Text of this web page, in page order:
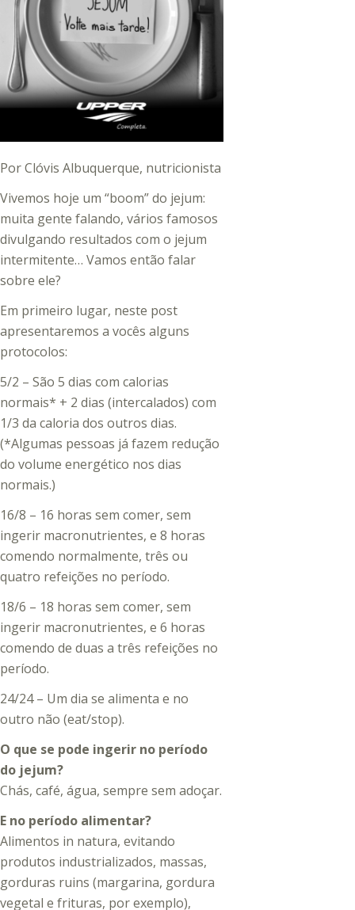
Por Clóvis Albuquerque, nutricionista
Vivemos hoje um “boom” do jejum:
muita gente falando, vários famosos
divulgando resultados com o jejum
intermitente… Vamos então falar
sobre ele?
Em primeiro lugar, neste post
apresentaremos a vocês alguns
protocolos:
5/2 – São 5 dias com calorias
normais* + 2 dias (intercalados) com
1/3 da caloria dos outros dias.
(*Algumas pessoas já fazem redução
do volume energético nos dias
normais.)
16/8 – 16 horas sem comer, sem
ingerir macronutrientes, e 8 horas
comendo normalmente, três ou
quatro refeições no período.
18/6 – 18 horas sem comer, sem
ingerir macronutrientes, e 6 horas
comendo de duas a três refeições no
período.
24/24 – Um dia se alimenta e no
outro não (eat/stop).
O que se pode ingerir no período
do jejum?
Chás, café, água, sempre sem adoçar.
E no período alimentar?
Alimentos in natura, evitando
produtos industrializados, massas,
gorduras ruins (margarina, gordura
vegetal e frituras, por exemplo),